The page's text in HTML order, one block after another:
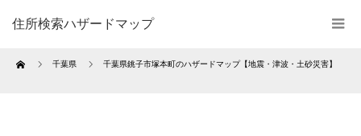
住所検索ハザードマップ
Home 千葉県 千葉県銚子市塚本町のハザードマップ【地震・津波・土砂災害】